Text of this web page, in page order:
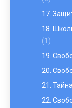
17.
18.
(1)
19.
20.
21.
22.